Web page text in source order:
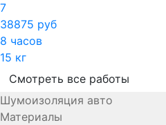
7
38875 руб
8 часов
15 кг
Смотреть все работы
Шумоизоляция авто
Материалы